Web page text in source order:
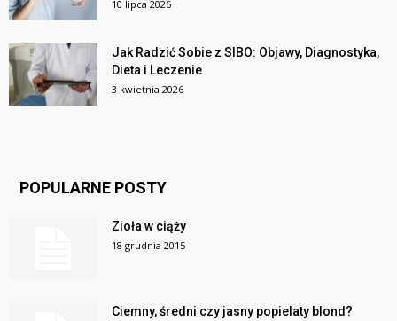
10 lipca 2026
Jak Radzić Sobie z SIBO: Objawy, Diagnostyka,
Dieta i Leczenie
3 kwietnia 2026
POPULARNE POSTY
Zioła w ciąży
18 grudnia 2015
Ciemny, średni czy jasny popielaty blond?